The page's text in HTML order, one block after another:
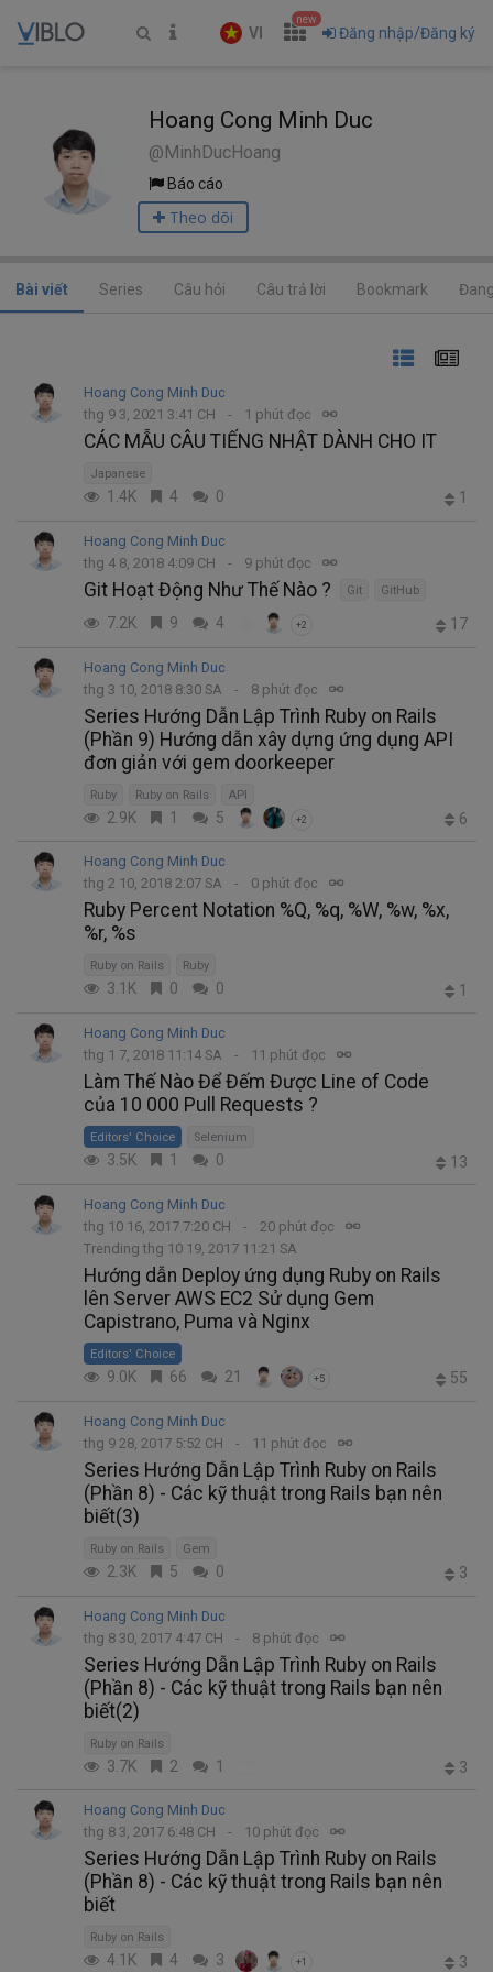
VI
new
Đăng nhập/Đăng ký
Hoang Cong Minh Duc
@MinhDucHoang
Báo cáo
Theo dõi
Bài viết Series Câu hỏi Câu trả lời Bookmark
Hoang Cong Minh Duc
thg 9 3, 2021 3:41 CH
1 phút đọc
CÁC MẪU CÂU TIẾNG NHẬT DÀNH CHO IT
Japanese
1.4K 4 0 1
Hoang Cong Minh Duc
thg 4 8, 2018 4:09 CH
9 phút đọc
Git Hoạt Động Như Thế Nào ? Git GitHub
7.2K 9 4 +2 17
Hoang Cong Minh Duc
thg 3 10, 2018 8:30 SA
8 phút đọc
Series Hướng Dẫn Lập Trình Ruby on Rails
(Phần 9) Hướng dẫn xây dựng ứng dụng API
đơn giản với gem doorkeeper
Ruby Ruby on Rails API
2.9K 1 5 +2 6
Hoang Cong Minh Duc
thg 2 10, 2018 2:07 SA
0 phút đọc
Ruby Percent Notation %Q, %q, %W, %w, %x,
%r, %s
Ruby on Rails Ruby
3.1K 0 0 1
Hoang Cong Minh Duc
thg 1 7, 2018 11:14 SA
11 phút đọc
Làm Thế Nào Để Đếm Được Line of Code
của 10 000 Pull Requests ?
Editors' Choice Selenium
3.5K 1 0 13
Hoang Cong Minh Duc
thg 10 16, 2017 7:20 CH
20 phút đọc
Trending thg 10 19, 2017 11:21 SA
Hướng dẫn Deploy ứng dụng Ruby on Rails
lên Server AWS EC2 Sử dụng Gem
Capistrano, Puma và Nginx
Editors' Choice
9.0K 66 21 +5 55
Hoang Cong Minh Duc
thg 9 28, 2017 5:52 CH
11 phút đọc
Series Hướng Dẫn Lập Trình Ruby on Rails
(Phần 8) - Các kỹ thuật trong Rails bạn nên
biết(3)
Ruby on Rails Gem
2.3K 5 0 3
Hoang Cong Minh Duc
thg 8 30, 2017 4:47 CH
8 phút đọc
Series Hướng Dẫn Lập Trình Ruby on Rails
(Phần 8) - Các kỹ thuật trong Rails bạn nên
biết(2)
Ruby on Rails
3.7K 2 1 3
Hoang Cong Minh Duc
thg 8 3, 2017 6:48 CH
10 phút đọc
Series Hướng Dẫn Lập Trình Ruby on Rails
(Phần 8) - Các kỹ thuật trong Rails bạn nên
biết
Ruby on Rails
4.1K 4 3 +1 3